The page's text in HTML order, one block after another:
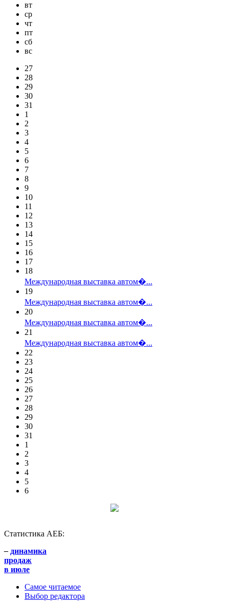
вт
ср
чт
пт
сб
вс
27
28
29
30
31
1
2
3
4
5
6
7
8
9
10
11
12
13
14
15
16
17
18
Международная выставка автом�...
19
Международная выставка автом�...
20
Международная выставка автом�...
21
Международная выставка автом�...
22
23
24
25
26
27
28
29
30
31
1
2
3
4
5
6
Статистика АЕБ:
– динамика
продаж
в июле
Самое читаемое
Выбор редактора